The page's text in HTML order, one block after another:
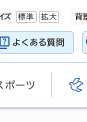
ズ 標準 拡大 背
よくある質問
ポーツ